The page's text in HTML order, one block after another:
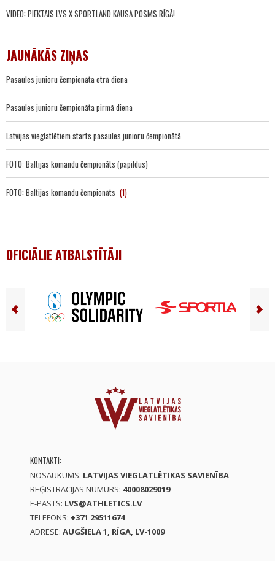
VIDEO: PIEKTAIS LVS X SPORTLAND KAUSA POSMS RĪGĀ!
JAUNĀKĀS ZIŅAS
Pasaules junioru čempionāta otrā diena
Pasaules junioru čempionāta pirmā diena
Latvijas vieglatlētiem starts pasaules junioru čempionātā
FOTO: Baltijas komandu čempionāts (papildus)
FOTO: Baltijas komandu čempionāts (1)
OFICIĀLIE ATBALSTĪTĀJI
KONTAKTI:
NOSAUKUMS: LATVIJAS VIEGLATLĒTIKAS SAVIENĪBA
REĢISTRĀCIJAS NUMURS: 40008029019
E-PASTS: LVS@ATHLETICS.LV
TELEFONS: +371 29511674
ADRESE: AUGŠIELA 1, RĪGA, LV-1009